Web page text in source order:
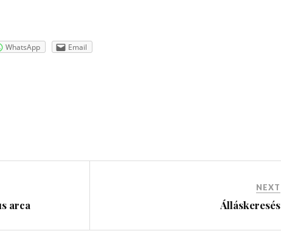
WhatsApp Email
arca
NEXT
Álláskeresés